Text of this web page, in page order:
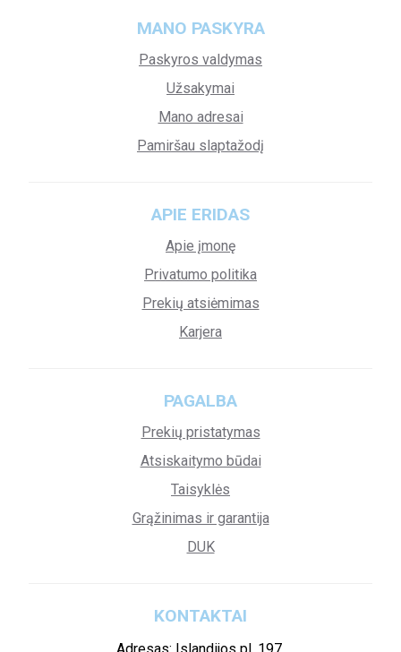
MANO PASKYRA
Paskyros valdymas
Užsakymai
Mano adresai
Pamiršau slaptažodį
APIE ERIDAS
Apie įmonę
Privatumo politika
Prekių atsiėmimas
Karjera
PAGALBA
Prekių pristatymas
Atsiskaitymo būdai
Taisyklės
Grąžinimas ir garantija
DUK
KONTAKTAI